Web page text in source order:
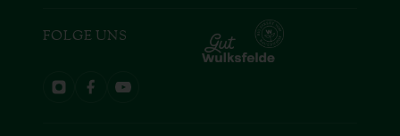
FOLGE UNS